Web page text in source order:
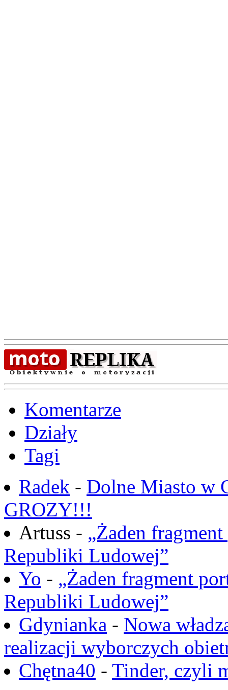
Komentarze
Działy
Tagi
Radek - Dolne Miasto w
GROZY!!!
Artuss - „Żaden
Republiki Ludowej”
Yo - „Żaden fragment
Republiki Ludowej”
Gdynianka - Nowa
realizacji wyborczych
Chętna40 - Tinder, czyli